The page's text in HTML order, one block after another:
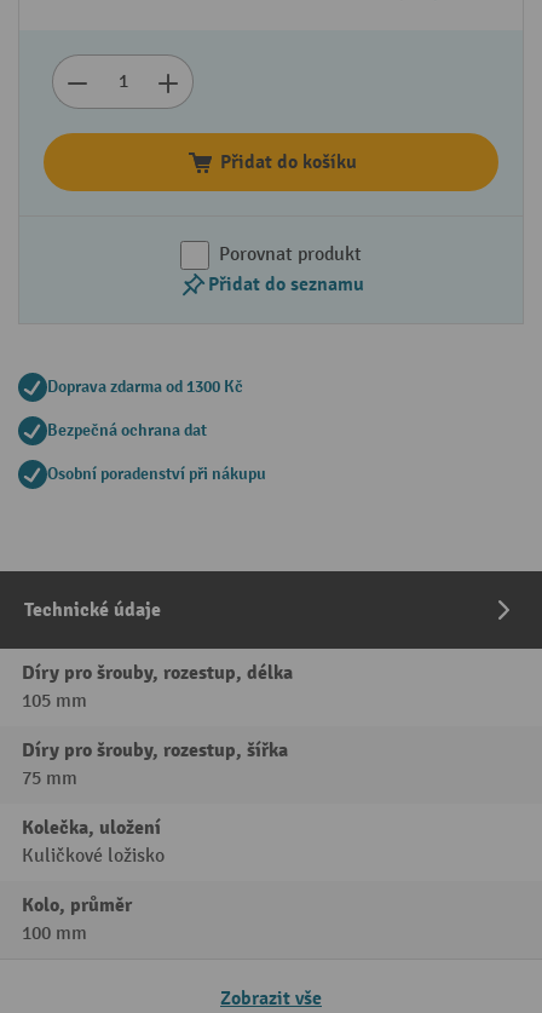
Přidat do košíku
Porovnat produkt
Přidat do seznamu
Doprava zdarma od 1300 Kč
Bezpečná ochrana dat
Osobní poradenství při nákupu
Technické údaje
Díry pro šrouby, rozestup, délka
105 mm
Díry pro šrouby, rozestup, šířka
75 mm
Kolečka, uložení
Kuličkové ložisko
Kolo, průměr
100 mm
Zobrazit vše